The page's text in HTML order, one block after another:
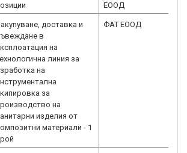
ЕООД
доставка и
в
на
линия за
на
за
на
изделия от
материали - 1
ФАТ ЕООД